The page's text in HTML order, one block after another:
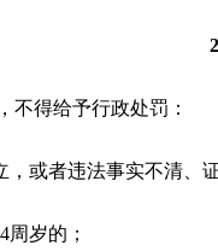
得给予行政处罚：
或者违法事实不清、证
岁的；